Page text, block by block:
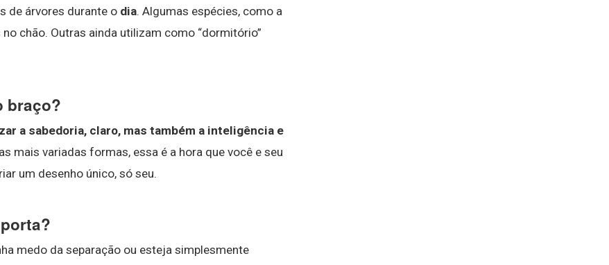
de árvores durante o dia. Algumas espécies, como a
chão. Outras ainda utilizam como “dormitório”
braço?
a sabedoria, claro, mas também a inteligência e
mais variadas formas, essa é a hora que você e seu
um desenho único, só seu.
medo da separação ou esteja simplesmente